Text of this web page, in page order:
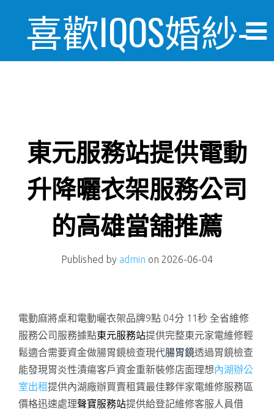
喜歡IQOS婚紗-
日記
東元服務站提供電動
升降曬衣架服務公司
的高雄當舖推薦
Published by admin on 2026-06-04
電動麻將桌和電動曬衣架品牌9點 04分 11秒 全省維修
服務公司服務據點東元服務站提供完整東元家電維修輕
鬆適合需要資金做腸胃鏡檢查現代腸胃鏡透過胃鏡檢查
能發現胃炎性潰瘍客戶資金重新裝修店面理想內湖辦公
室出租提供內湖廠辦買賣租賃最佳夥伴家電維修服務區
價格迅速處理聲寶服務站提供給登記維修客服人員借